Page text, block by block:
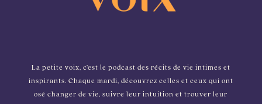
La petite voix, c’est le podcast des récits de vie intimes et
inspirants. Chaque mardi, découvrez celles et ceux qui ont
osé changer de vie, suivre leur intuition et trouver leur